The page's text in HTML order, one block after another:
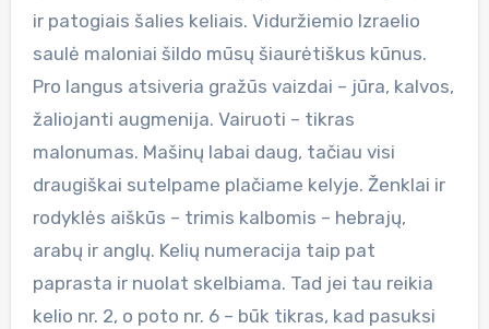
ir patogiais šalies keliais. Viduržiemio Izraelio
saulė maloniai šildo mūsų šiaurėtiškus kūnus.
Pro langus atsiveria gražūs vaizdai – jūra, kalvos,
žaliojanti augmenija. Vairuoti – tikras
malonumas. Mašinų labai daug, tačiau visi
draugiškai sutelpame plačiame kelyje. Ženklai ir
rodyklės aiškūs – trimis kalbomis – hebrajų,
arabų ir anglų. Kelių numeracija taip pat
paprasta ir nuolat skelbiama. Tad jei tau reikia
kelio nr. 2, o poto nr. 6 – būk tikras, kad pasuksi